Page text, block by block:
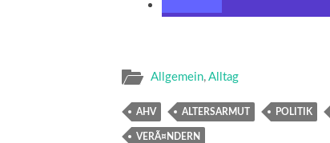
Allgemein, Alltag
AHV ALTERSARMUT POLITIK
VERÃ¤NDERN